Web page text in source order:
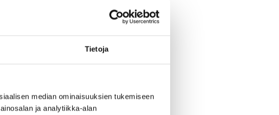
Tietoja
median ominaisuuksien tukemiseen
ja analytiikka-alan